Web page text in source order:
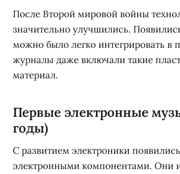
После Второй мировой войны
значительно улучшились.
можно было легко интегрировать в
журналы даже включали такие
материал.
Первые электронные
годы)
С развитием электроники
электронными компонентами. Они